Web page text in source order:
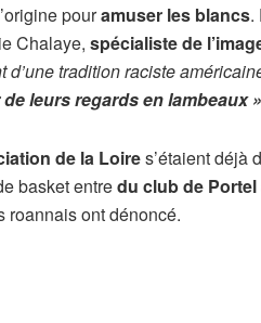
pouramuser les blancs.
Chalaye, spécialiste de
d’une tradition raciste
leurs regards en lambeaux »
de la Loires’étaient déjà
basket entredu club de
roannais ont dénoncé.